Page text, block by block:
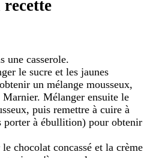
une casserole.
le sucre et les jaunes
un mélange mousseux,
Mélanger ensuite le
puis remettre à cuire à
porter à ébullition) pour obtenir
chocolat concassé et la crème